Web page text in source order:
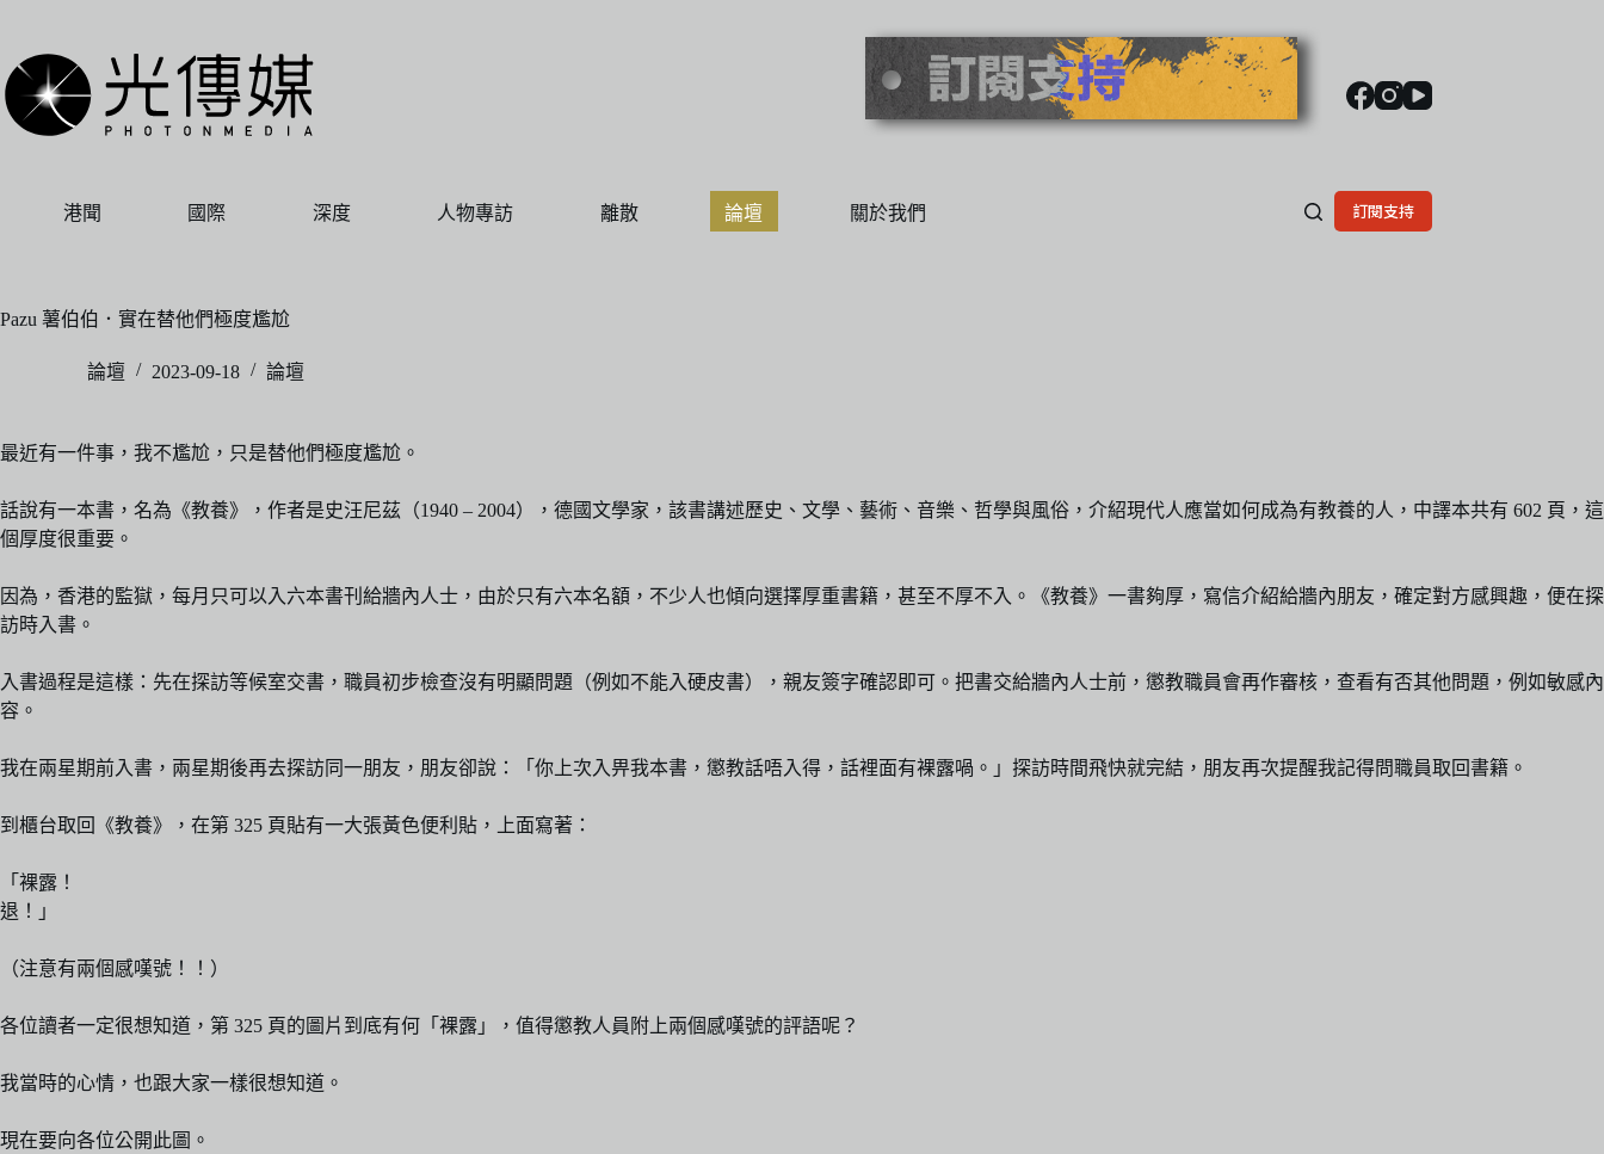
主
要
內
港聞 國際 深度 人物專訪 離散 論壇 關於我們 訂閱支持
Pazu 薯伯伯．實在替他們極度尷尬
論壇 2023-09-18 論壇
最近有一件事，我不尷尬，只是替他們極度尷尬。
話說有一本書，名為《教養》，作者是史汪尼茲（1940 – 2004），德國文學家，該書講述歷史、文學、藝術、音樂、哲學與風俗，介紹現代人應當如何成為有教養的人，中譯本共有 602 頁，這
個厚度很重要。
因為，香港的監獄，每月只可以入六本書刊給牆內人士，由於只有六本名額，不少人也傾向選擇厚重書籍，甚至不厚不入。《教養》一書夠厚，寫信介紹給牆內朋友，確定對方感興趣，便在探
訪時入書。
入書過程是這樣：先在探訪等候室交書，職員初步檢查沒有明顯問題（例如不能入硬皮書），親友簽字確認即可。把書交給牆內人士前，懲教職員會再作審核，查看有否其他問題，例如敏感內
容。
我在兩星期前入書，兩星期後再去探訪同一朋友，朋友卻說：「你上次入畀我本書，懲教話唔入得，話裡面有裸露喎。」探訪時間飛快就完結，朋友再次提醒我記得問職員取回書籍。
到櫃台取回《教養》，在第 325 頁貼有一大張黃色便利貼，上面寫著：
「裸露！
退！」
（注意有兩個感嘆號！！）
各位讀者一定很想知道，第 325 頁的圖片到底有何「裸露」，值得懲教人員附上兩個感嘆號的評語呢？
我當時的心情，也跟大家一樣很想知道。
現在要向各位公開此圖。